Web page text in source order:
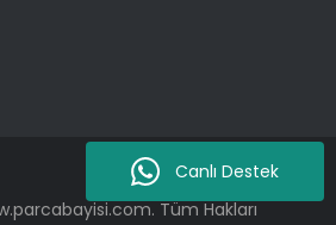
Tüm Hakları
Canlı Destek